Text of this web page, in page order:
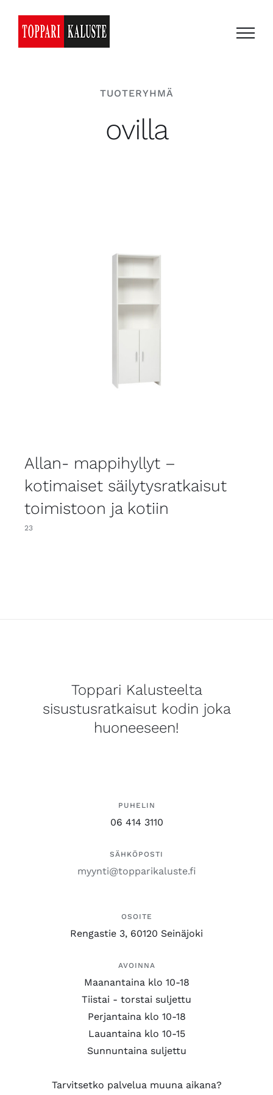
content
TUOTERYHMÄ
ovilla
Allan- mappihyllyt –
kotimaiset säilytysratkaisut
toimistoon ja kotiin
23
Toppari Kalusteelta
sisustusratkaisut kodin joka
huoneeseen!
PUHELIN
06 414 3110
SÄHKÖPOSTI
myynti@topparikaluste.fi
OSOITE
Rengastie 3, 60120 Seinäjoki
AVOINNA
Maanantaina klo 10-18
Tiistai - torstai suljettu
Perjantaina klo 10-18
Lauantaina klo 10-15
Sunnuntaina suljettu
Tarvitsetko palvelua muuna aikana?